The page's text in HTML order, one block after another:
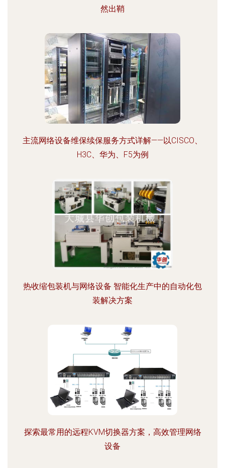
然出鞘
主流网络设备维保续保服务方式详解——以CISCO、
H3C、华为、F5为例
热收缩包装机与网络设备 智能化生产中的自动化包
装解决方案
探索最常用的远程KVM切换器方案，高效管理网络
设备